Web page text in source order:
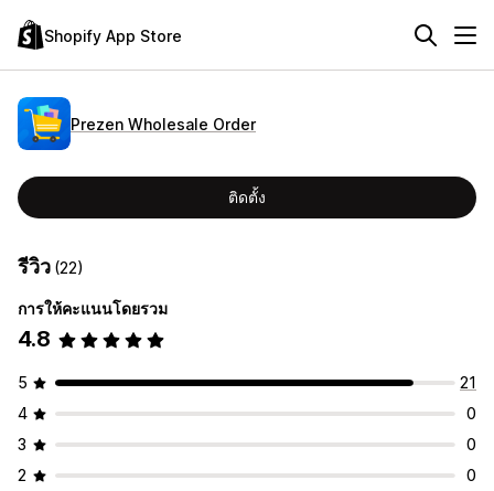
Shopify App Store
Prezen Wholesale Order
ติดตั้ง
รีวิว (22)
การให้คะแนนโดยรวม
4.8
5
21
4
0
3
0
2
0